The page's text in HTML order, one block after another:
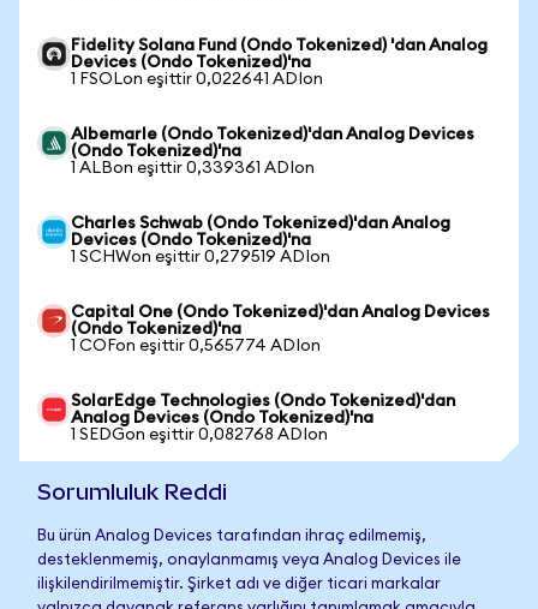
Fidelity Solana Fund (Ondo Tokenized) 'dan Analog
Devices (Ondo Tokenized)'na
1 FSOLon eşittir 0,022641 ADIon
Albemarle (Ondo Tokenized)'dan Analog Devices
(Ondo Tokenized)'na
1 ALBon eşittir 0,339361 ADIon
Charles Schwab (Ondo Tokenized)'dan Analog
Devices (Ondo Tokenized)'na
1 SCHWon eşittir 0,279519 ADIon
Capital One (Ondo Tokenized)'dan Analog Devices
(Ondo Tokenized)'na
1 COFon eşittir 0,565774 ADIon
SolarEdge Technologies (Ondo Tokenized)'dan
Analog Devices (Ondo Tokenized)'na
1 SEDGon eşittir 0,082768 ADIon
Sorumluluk Reddi
Bu ürün Analog Devices tarafından ihraç edilmemiş,
desteklenmemiş, onaylanmamış veya Analog Devices ile
ilişkilendirilmemiştir. Şirket adı ve diğer ticari markalar